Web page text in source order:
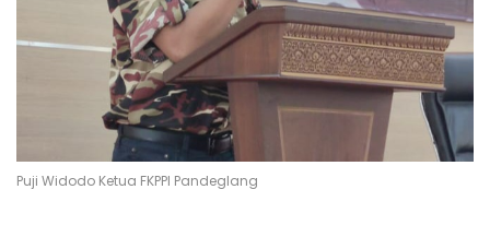
Puji Widodo Ketua FKPPI Pandeglang